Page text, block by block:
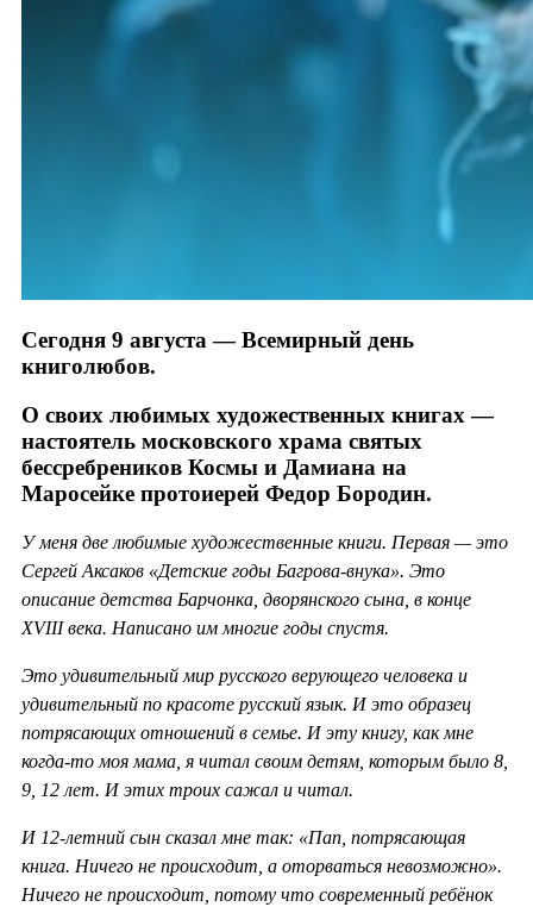
Сегодня 9 августа — Всемирный день
книголюбов.
О своих любимых художественных книгах —
настоятель московского храма святых
бессребреников Космы и Дамиана на
Маросейке протоиерей Федор Бородин.
У меня две любимые художественные книги. Первая — это
Сергей Аксаков «Детские годы Багрова-внука». Это
описание детства Барчонка, дворянского сына, в конце
XVIII века. Написано им многие годы спустя.
Это удивительный мир русского верующего человека и
удивительный по красоте русский язык. И это образец
потрясающих отношений в семье. И эту книгу, как мне
когда-то моя мама, я читал своим детям, которым было 8,
9, 12 лет. И этих троих сажал и читал.
И 12-летний сын сказал мне так: «Пап, потрясающая
книга. Ничего не происходит, а оторваться невозможно».
Ничего не происходит, потому что современный ребёнок